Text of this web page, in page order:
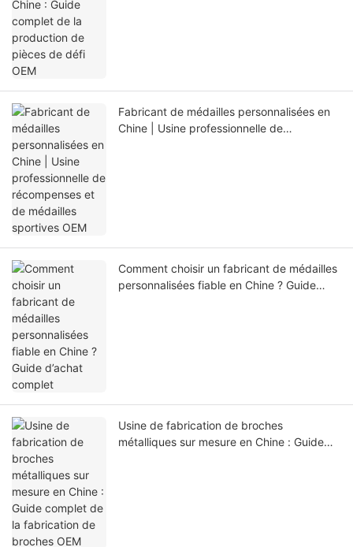
Fabricant de médailles personnalisées en
Chine | Usine professionnelle de
Comment choisir un fabricant de médailles
personnalisées fiable en Chine ? Guide
Usine de fabrication de broches
métalliques sur mesure en Chine : Guide